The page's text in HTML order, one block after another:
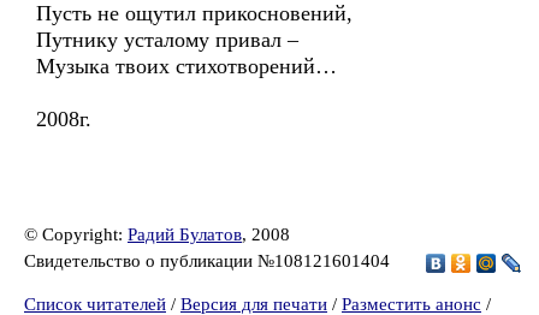
Пусть не ощутил прикосновений,
Путнику усталому привал –
Музыка твоих стихотворений…
2008г.
© Copyright: Радий Булатов, 2008
Свидетельство о публикации №108121601404
Список читателей / Версия для печати / Разместить анонс /